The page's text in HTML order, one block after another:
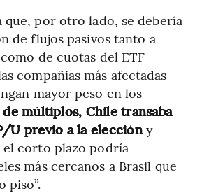
que, por otro lado, se debería
de flujos pasivos tanto a
de cuotas del ETF
compañías más afectadas
mayor peso en los
múltiplos, Chile transaba
U previo a la eleccióny
el corto plazo podría
más cercanos a Brasil que
piso”.